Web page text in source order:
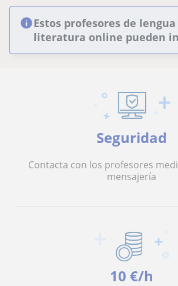
Estos profesores de
literatura online pueden
Seguridad
Contacta con los profesores
mensajería
10 €/h